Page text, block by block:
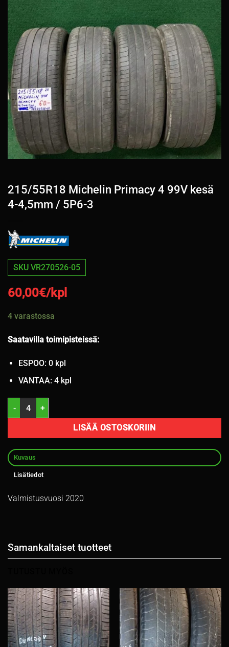
215/55R18 Michelin Primacy 4 99V kesä
4-4,5mm / 5P6-3
SKU VR270526-05
60,00€/kpl
4 varastossa
Saatavilla toimipisteissä:
ESPOO: 0 kpl
VANTAA: 4 kpl
215/55R18 Michelin Primacy 4 99V kesä 4-4,5mm / 5P6-3 määrä
LISÄÄ OSTOSKORIIN
Kuvaus
Lisätiedot
Valmistusvuosi 2020
Samankaltaiset tuotteet